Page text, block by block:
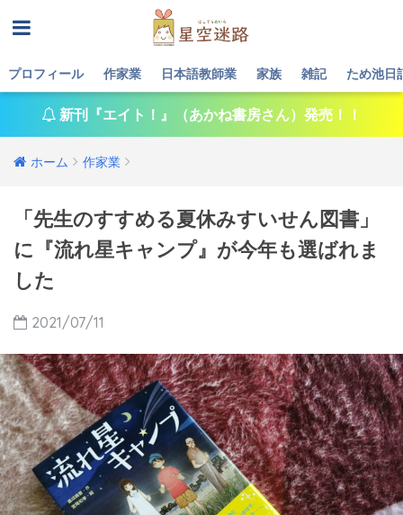
プロフィール 作家業 日本語教師業 家族 雑記 ため池日
新刊『エイト！』（あかね書房さん）発売！！
ホーム 作家業
「先生のすすめる夏休みすいせん図書」
に『流れ星キャンプ』が今年も選ばれま
した
2021/07/11